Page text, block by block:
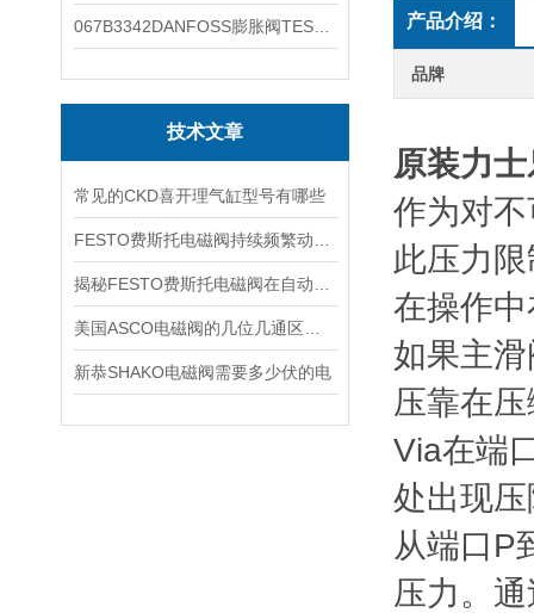
技术文章
常见的CKD喜开理气缸型号有哪些
新恭SHAKO电磁阀需要多少伏的电
产品介绍：
品牌
原装力
作为对
此压力
在操作
如果主
压靠在
Via在端
处出现
从端口P
压力。